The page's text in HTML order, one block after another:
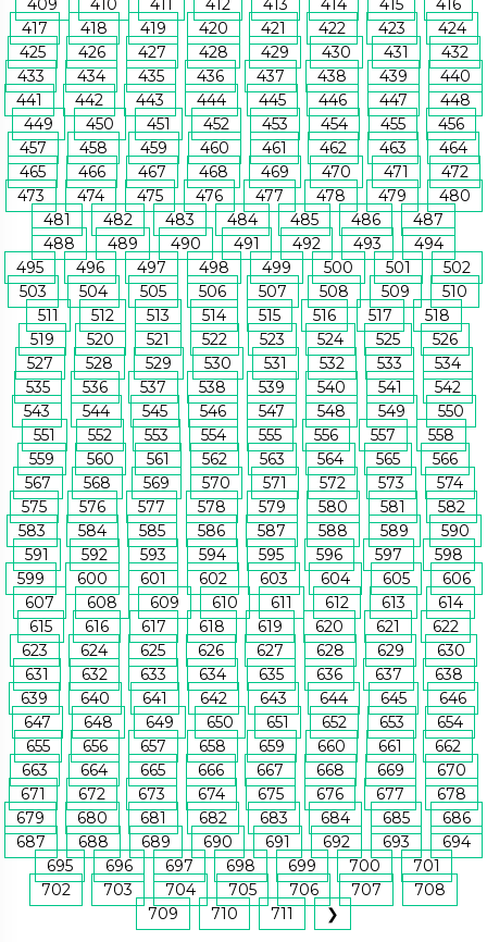
409 410 411 412 413 414 415
416
417
418 419 420 421 422 423
424
425
426 427 428 429 430 431
432
433
434 435 436 437 438 439
440
441
442 443 444 445 446 447
448
449
450 451 452 453 454 455
456
457
458 459 460 461 462 463
464
465
466 467 468 469 470 471
472
473
474 475 476 477 478 479
480
481
482 483 484 485 486
487
488
489 490 491 492 493
494
495
496 497 498 499 500 501
502
503
504 505 506 507 508 509
510
511
512 513 514 515 516 517
518
519
520 521 522 523 524 525
526
527
528 529 530 531 532 533
534
535
536 537 538 539 540 541
542
543
544 545 546 547 548 549
550
551
552 553 554 555 556 557
558
559
560 561 562 563 564 565
566
567
568 569 570 571 572 573
574
575
576 577 578 579 580 581
582
583
584 585 586 587 588 589
590
591
592 593 594 595 596 597
598
599
600 601 602 603 604 605
606
607
608 609 610 611 612 613
614
615
616 617 618 619 620 621
622
623
624 625 626 627 628 629
630
631
632 633 634 635 636 637
638
639
640 641 642 643 644 645
646
647
648 649 650 651 652 653
654
655
656 657 658 659 660 661
662
663
664 665 666 667 668 669
670
671
672 673 674 675 676 677
678
679
680 681 682 683 684 685
686
687
688 689 690 691 692 693
694
695
696 697 698 699 700
701
702
703 704 705 706 707
708
709
710 711 ❯